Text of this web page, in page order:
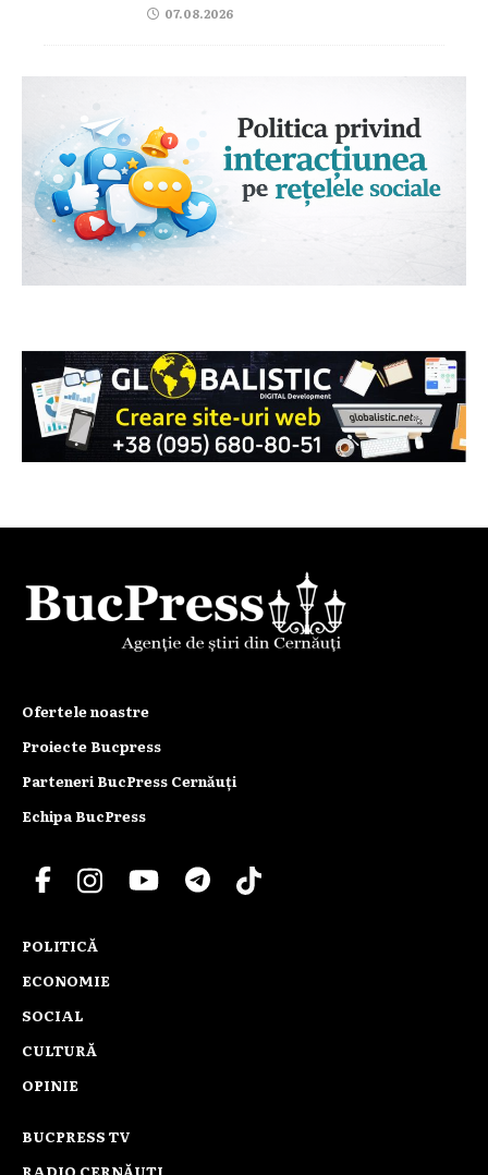
07.08.2026
Ofertele noastre
Proiecte Bucpress
Parteneri BucPress Cernăuți
Echipa BucPress
POLITICĂ
ECONOMIE
SOCIAL
CULTURĂ
OPINIE
BUCPRESS TV